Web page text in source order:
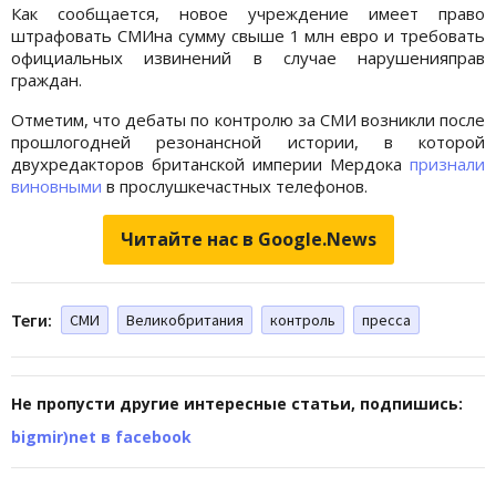
Как сообщается, новое учреждение имеет право
штрафовать СМИна сумму свыше 1 млн евро и требовать
официальных извинений в случае нарушенияправ
граждан.
Отметим, что дебаты по контролю за СМИ возникли после
прошлогодней резонансной истории, в которой
двухредакторов британской империи Мердока признали
виновными в прослушкечастных телефонов.
Читайте нас в Google.News
Теги: СМИ Великобритания контроль пресса
Не пропусти другие интересные статьи, подпишись:
bigmir)net в facebook